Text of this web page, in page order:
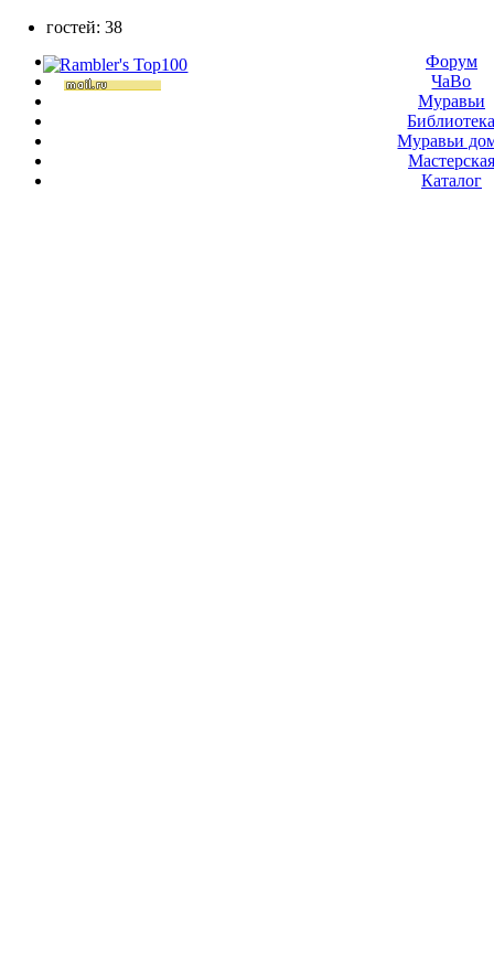
гостей: 38
Форум
ЧаВо
Муравьи
Муравьи
Мастерская
Каталог